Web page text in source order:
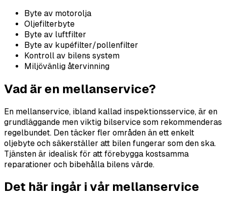
Byte av motorolja
Oljefilterbyte
Byte av luftfilter
Byte av kupéfilter/pollenfilter
Kontroll av bilens system
Miljövänlig återvinning
Vad är en mellanservice?
En mellanservice, ibland kallad inspektionsservice, är en
grundläggande men viktig bilservice som rekommenderas
regelbundet. Den täcker fler områden än ett enkelt
oljebyte och säkerställer att bilen fungerar som den ska.
Tjänsten är idealisk för att förebygga kostsamma
reparationer och bibehålla bilens värde.
Det här ingår i vår mellanservice